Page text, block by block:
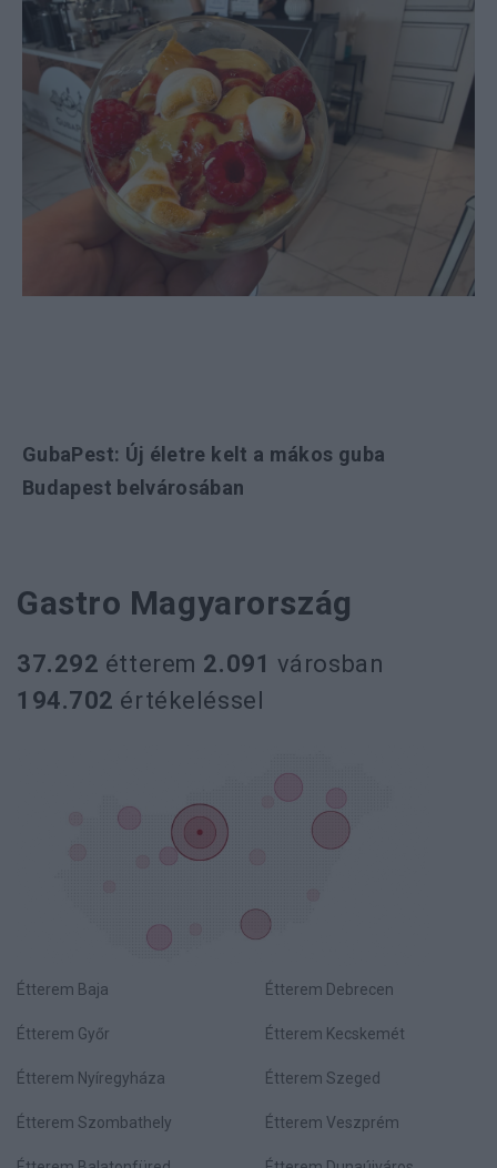
GubaPest: Új életre kelt a mákos guba
Budapest belvárosában
Gastro Magyarország
37.292 étterem 2.091 városban
194.702 értékeléssel
Étterem Baja Étterem Debrecen
Étterem Győr Étterem Kecskemét
Étterem Nyíregyháza Étterem Szeged
Étterem Szombathely Étterem Veszprém